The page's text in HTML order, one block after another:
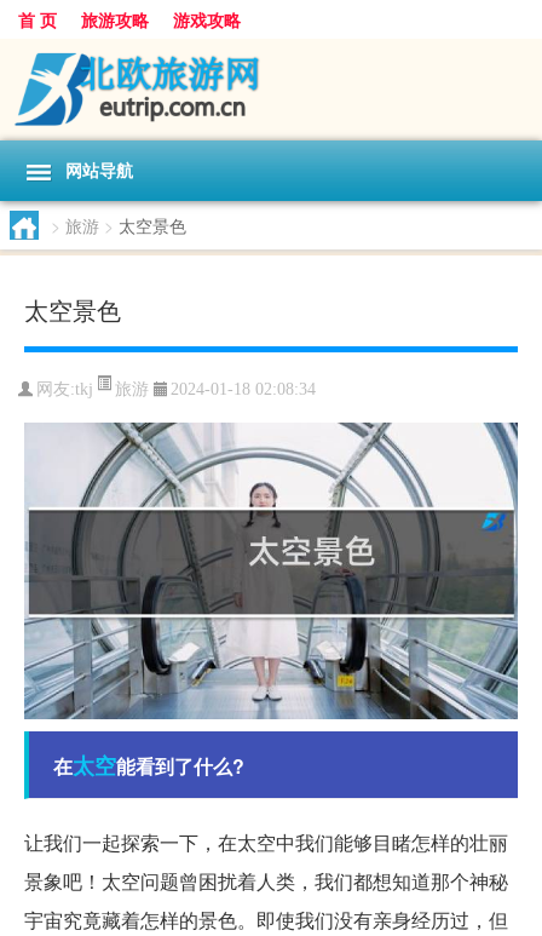
首 页 旅游攻略 游戏攻略
网站导航
> 旅游 > 太空景色
太空景色
网友:tkj 旅游 2024-01-18 02:08:34
在太空能看到了什么?
让我们一起探索一下，在太空中我们能够目睹怎样的壮丽
景象吧！太空问题曾困扰着人类，我们都想知道那个神秘
宇宙究竟藏着怎样的景色。即使我们没有亲身经历过，但